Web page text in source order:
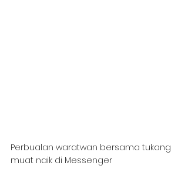
Perbualan waratwan bersama tukang
muat naik di Messenger